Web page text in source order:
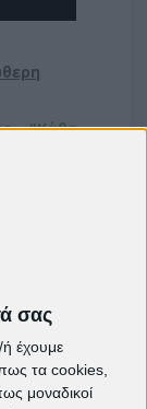
σας
ή έχουμε
τα cookies,
μοναδικοί
"Κάθε
59 &